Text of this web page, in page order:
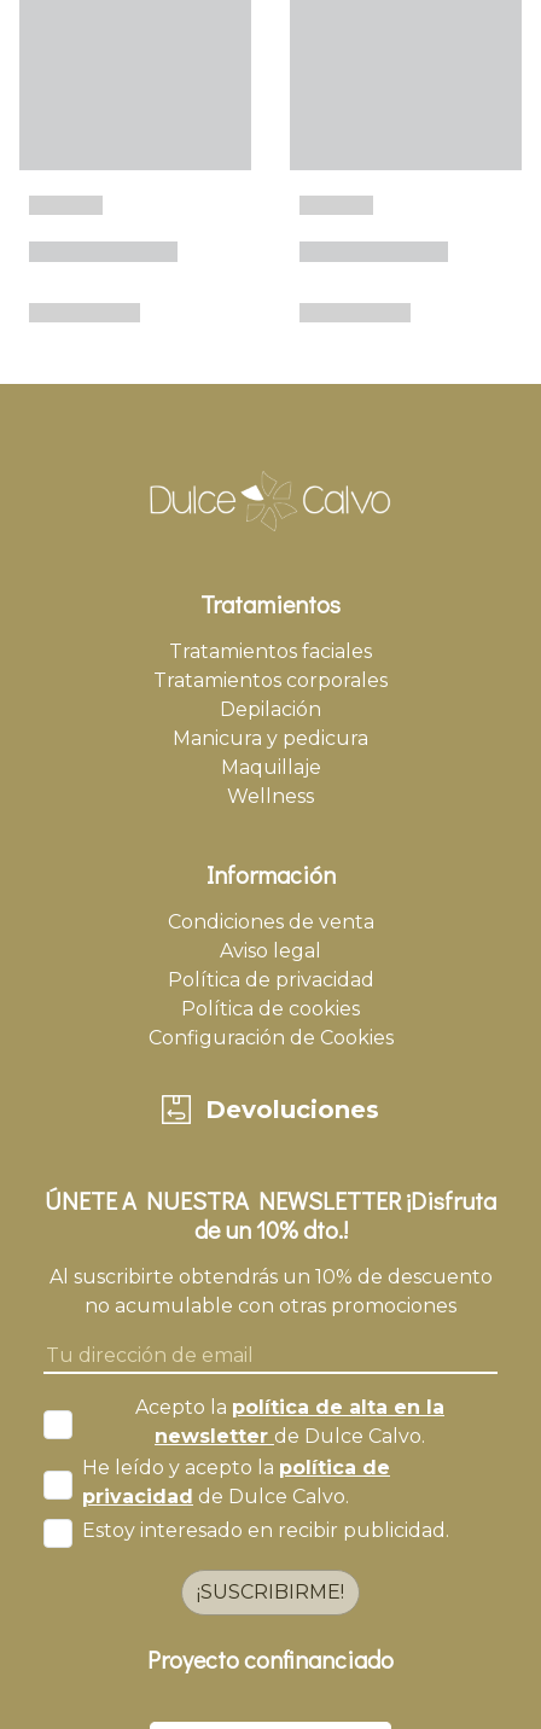
Tratamientos
Tratamientos faciales
Tratamientos corporales
Depilación
Manicura y pedicura
Maquillaje
Wellness
Información
Condiciones de venta
Aviso legal
Política de privacidad
Política de cookies
Configuración de Cookies
Devoluciones
ÚNETE A NUESTRA NEWSLETTER ¡Disfruta
de un 10% dto.!
Al suscribirte obtendrás un 10% de descuento
no acumulable con otras promociones
Acepto la política de alta en la
newsletter de Dulce Calvo.
He leído y acepto la política de
privacidad de Dulce Calvo.
Estoy interesado en recibir publicidad.
¡SUSCRIBIRME!
Proyecto confinanciado